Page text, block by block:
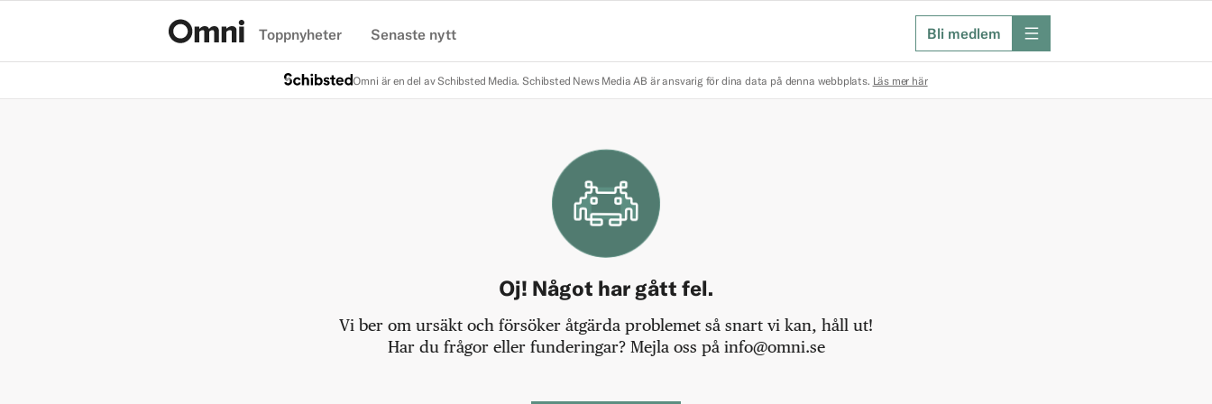
Toppnyheter Senaste nytt Bli medlem meny
Omni är en del av Schibsted Media. Schibsted News Media AB är ansvarig för dina data på denna webbplats. Läs mer här
Oj! Något har gått fel.
Vi ber om ursäkt och försöker åtgärda problemet så snart vi kan, håll ut!
Har du frågor eller funderingar? Mejla oss på info@omni.se